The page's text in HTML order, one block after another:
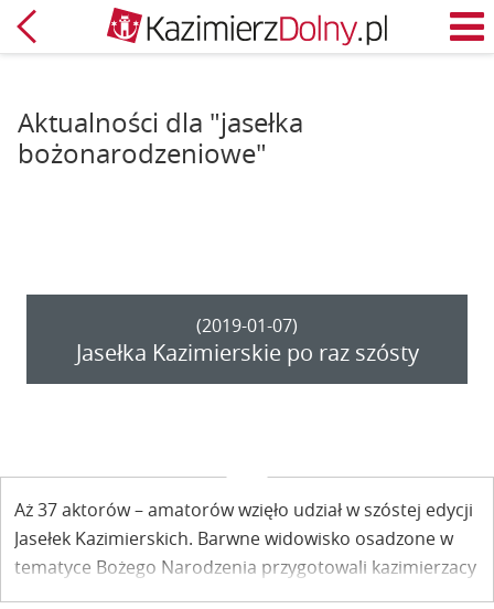
Powrót
Aktualności dla "jasełka
bożonarodzeniowe"
(2019-01-07)
Jasełka Kazimierskie po raz szósty
Aż 37 aktorów – amatorów wzięło udział w szóstej edycji
Jasełek Kazimierskich. Barwne widowisko osadzone w
tematyce Bożego Narodzenia przygotowali kazimierzacy
z różnych środowisk.